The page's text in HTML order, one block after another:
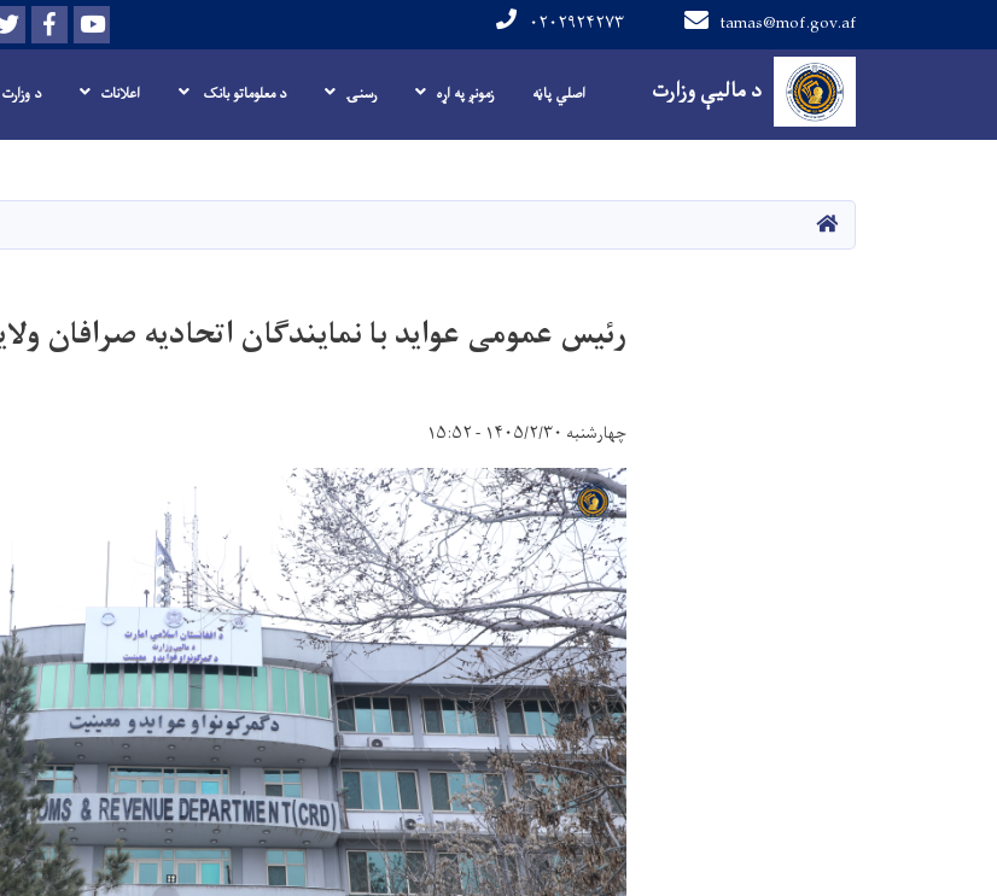
د مالیې وزارت
tamas@mof.gov.af ۰۲۰۲۹۲۴۲۷۳ Youtube
Main navigation
اصلي پاڼه زمونږ په اړه رسنۍ د معلوماتو بانک اعلانات د
HOME
رئیس عمومی عواید با نمایندگان اتحادیه صرافان
چهارشنبه ۱۴۰۵/۲/۳۰ - ۱۵:۵۲